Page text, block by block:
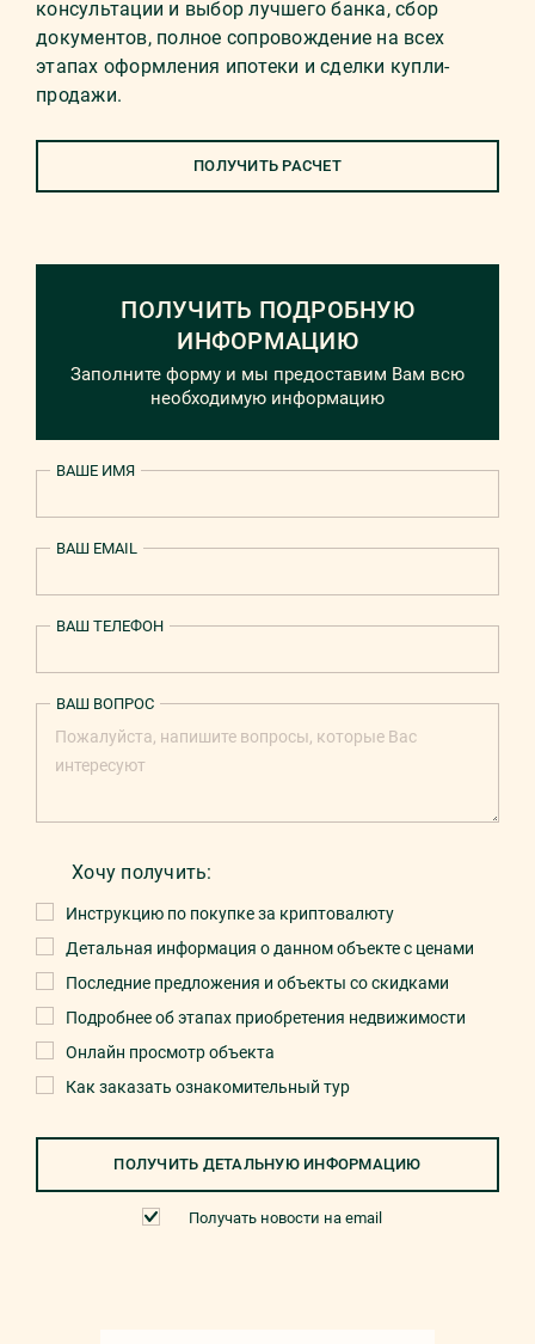
консультации и выбор лучшего банка, сбор
документов, полное сопровождение на всех
этапах оформления ипотеки и сделки купли-
продажи.
ПОЛУЧИТЬ РАСЧЕТ
ПОЛУЧИТЬ ПОДРОБНУЮ
ИНФОРМАЦИЮ
Заполните форму и мы предоставим Вам всю
необходимую информацию
ВАШЕ ИМЯ
ВАШ EMAIL
ВАШ ТЕЛЕФОН
Хочу получить:
Инструкцию по покупке за криптовалюту
Детальная информация о данном объекте с ценами
Последние предложения и объекты со скидками
Подробнее об этапах приобретения недвижимости
Онлайн просмотр объекта
Как заказать ознакомительный тур
ВАШ ВОПРОС
ПОЛУЧИТЬ ДЕТАЛЬНУЮ ИНФОРМАЦИЮ
Получать новости на email